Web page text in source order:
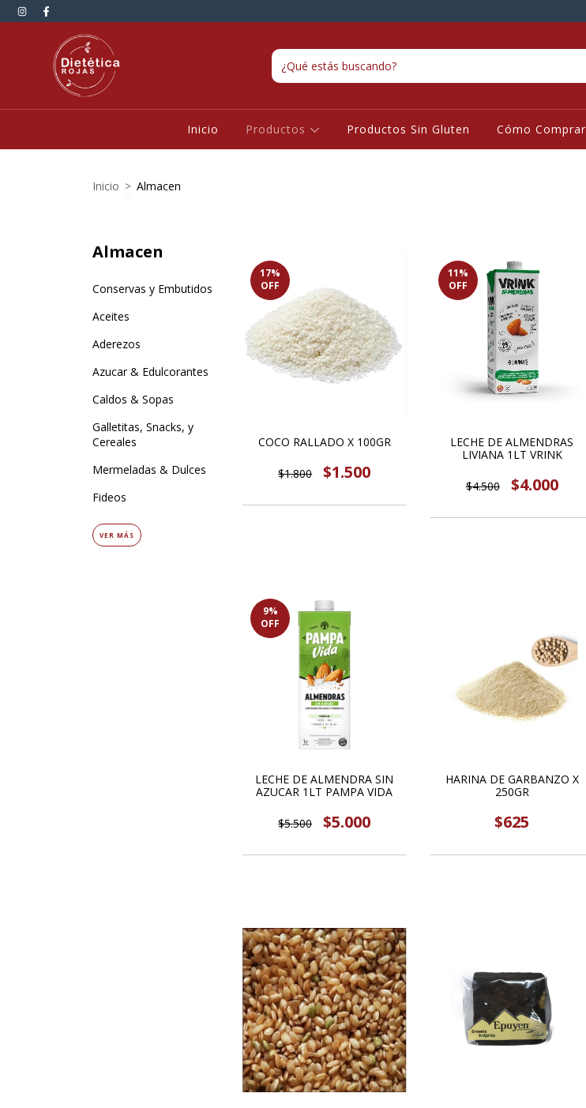
Inicio Productos Productos Sin Gluten Cómo Comprar
Inicio > Almacen
Almacen
Conservas y Embutidos
Aceites
Aderezos
Azucar & Edulcorantes
Caldos & Sopas
Galletitas, Snacks, y
Cereales
Mermeladas & Dulces
Fideos
VER MÁS
17%
OFF
COCO RALLADO X 100GR
$1.800 $1.500
11%
OFF
LECHE DE ALMENDRAS
LIVIANA 1LT VRINK
$4.500 $4.000
9%
OFF
LECHE DE ALMENDRA SIN
AZUCAR 1LT PAMPA VIDA
$5.500 $5.000
HARINA DE GARBANZO X
250GR
$625